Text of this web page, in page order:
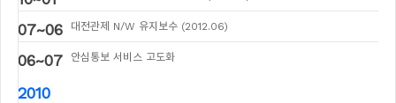
07~06 대전관제 N/W 유지보수 (2012.06)
06~07 안심통보 서비스 고도화
2010